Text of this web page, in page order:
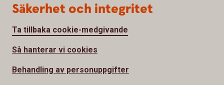
Säkerhet och integritet
Ta tillbaka cookie-medgivande
Så hanterar vi cookies
Behandling av personuppgifter